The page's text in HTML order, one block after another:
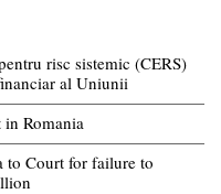
risc sistemic (CERS)
al Uniunii
Romania
to Court for failure to